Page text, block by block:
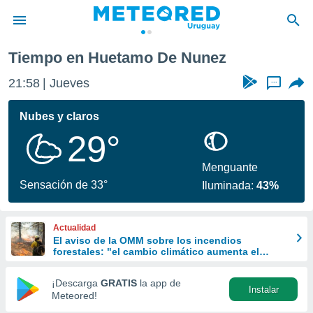
de
ha
calidad.
a este
las
y
forma
digital
basada
Tiempo en Huetamo De Nunez
21:58 Jueves ...
Nubes y claros
29°
Sensación de 33°
Menguante
Iluminada:43%
Actualidad
El aviso de la OMM sobre los incendios
forestales: "el cambio climático aumenta el
¡Descarga GRATIS la app de
Meteored!
Instalar